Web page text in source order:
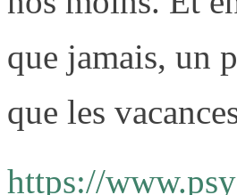
que jamais, un
que les
https://